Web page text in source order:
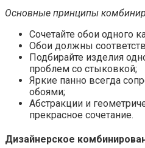
Основные принципы
Сочетайте обои одного
Обои должны
Подбирайте изделия
проблем со стыковкой;
Яркие панно всегда
обоями;
Абстракции и
прекрасное сочетание.
Дизайнерское